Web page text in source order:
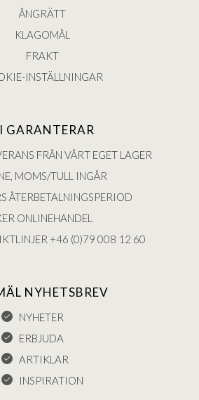
ÅNGRÄTT
KLAGOMÅL
FRAKT
INSTÄLLNINGAR
GARANTERAR
FRÅN VÅRT EGET LAGER
MOMS/TULL INGÅR
ÅTERBETALNINGSPERIOD
ONLINEHANDEL
+46 (0)79 008 12 60
NYHETSBREV
NYHETER
ERBJUDA
ARTIKLAR
INSPIRATION